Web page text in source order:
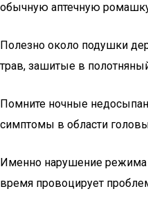
обычную аптечную
Полезно около подушки
трав, зашитые в
Помните ночные
симптомы в области
Именно нарушение режима
время провоцирует